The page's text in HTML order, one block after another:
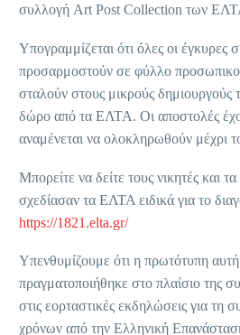
συλλογή Art Post Collection των
Υπογραμμίζεται ότι όλες οι έγκυρες
προσαρμοστούν σε φύλλο
σταλούν στους μικρούς δημιουργούς
δώρο από τα ΕΛΤΑ. Οι αποστολές
αναμένεται να ολοκληρωθούν μέχρι
Μπορείτε να δείτε τους νικητές και
σχεδίασαν τα ΕΛΤΑ ειδικά για το
https://1821.elta.gr/
Υπενθυμίζουμε ότι η πρωτότυπη
πραγματοποιήθηκε στο πλαίσιο της
στις εορταστικές εκδηλώσεις για
χρόνων από την Ελληνική